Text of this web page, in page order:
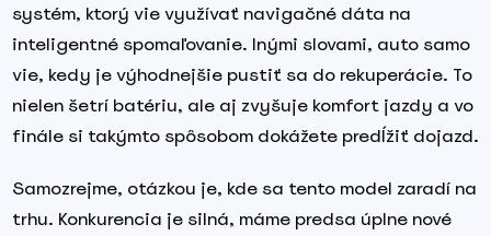
systém, ktorý vie využívať navigačné dáta na
inteligentné spomaľovanie. Inými slovami, auto samo
vie, kedy je výhodnejšie pustiť sa do rekuperácie. To
nielen šetrí batériu, ale aj zvyšuje komfort jazdy a vo
finále si takýmto spôsobom dokážete predĺžiť dojazd.
Samozrejme, otázkou je, kde sa tento model zaradí na
trhu. Konkurencia je silná, máme predsa úplne nové